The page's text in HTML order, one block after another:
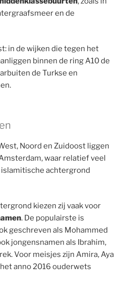
en de
in de wijken die tegen het
binnen de ring A10 de
de Turkse en
Noord en Zuidoost liggen
waar relatief veel
achtergrond
kiezen zij vaak voor
. De populairste is
geschreven als Mohammed
jongensnamen als Ibrahim,
Voor meisjes zijn Amira, Aya
anno 2016 ouderwets